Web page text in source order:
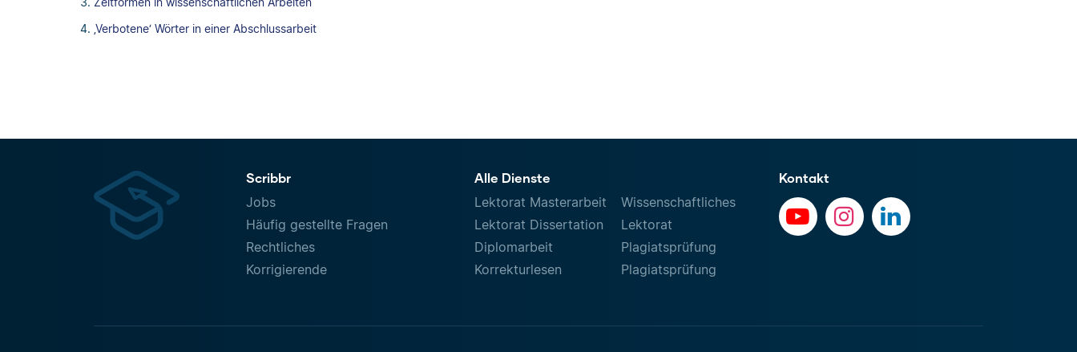
‚Verbotene‘ Wörter in einer Abschlussarbeit
Scribbr
Jobs
Häufig gestellte Fragen
Rechtliches
Korrigierende
Alle Dienste
Lektorat Masterarbeit
Lektorat Dissertation
Diplomarbeit
Korrekturlesen
Wissenschaftliches
Lektorat
Plagiatsprüfung
Plagiatsprüfung
Kontakt